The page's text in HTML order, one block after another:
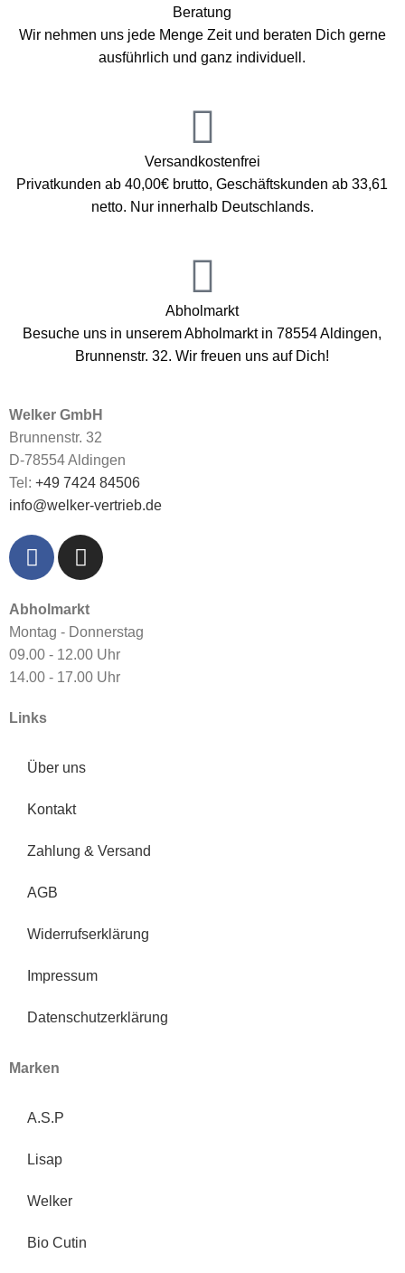
Beratung
Wir nehmen uns jede Menge Zeit und beraten Dich gerne
ausführlich und ganz individuell.
Versandkostenfrei
Privatkunden ab 40,00€ brutto, Geschäftskunden ab 33,61
netto. Nur innerhalb Deutschlands.
Abholmarkt
Besuche uns in unserem Abholmarkt in 78554 Aldingen,
Brunnenstr. 32. Wir freuen uns auf Dich!
Welker GmbH
Brunnenstr. 32
D-78554 Aldingen
Tel: +49 7424 84506
info@welker-vertrieb.de
Abholmarkt
Montag - Donnerstag
09.00 - 12.00 Uhr
14.00 - 17.00 Uhr
Links
Über uns
Kontakt
Zahlung & Versand
AGB
Widerrufserklärung
Impressum
Datenschutzerklärung
Marken
A.S.P
Lisap
Welker
Bio Cutin